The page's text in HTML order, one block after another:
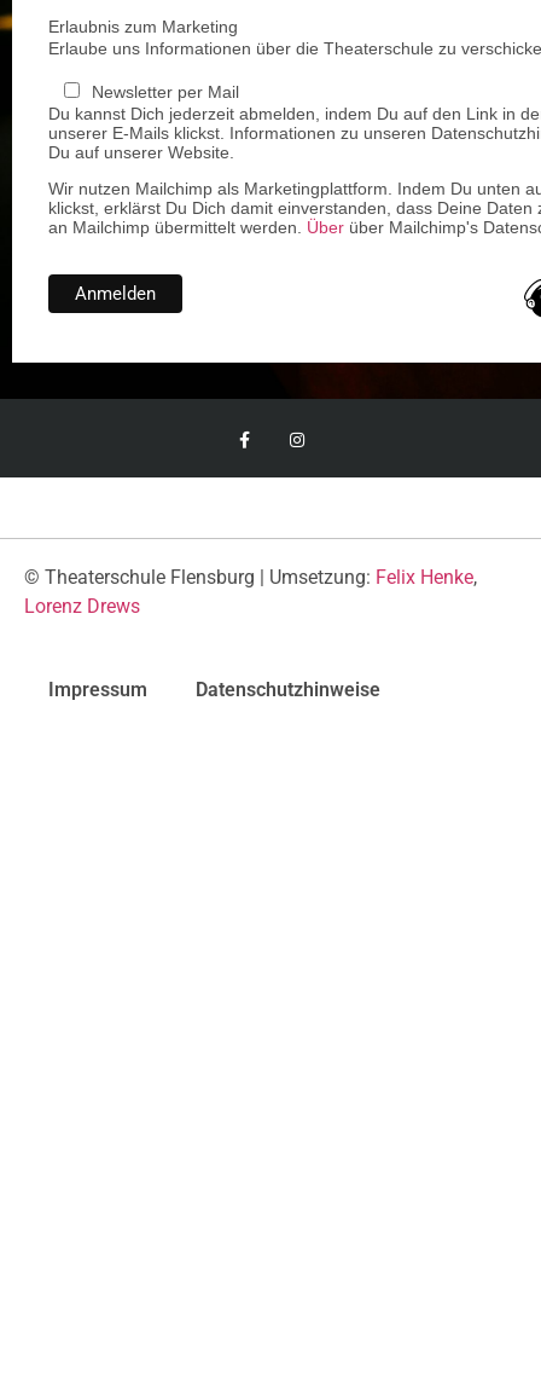
Erlaubnis zum Marketing
Erlaube uns Informationen über die Theaterschule zu
Newsletter per Mail
Du kannst Dich jederzeit abmelden, indem Du auf den Link in
unserer E-Mails klickst. Informationen zu unseren
Du auf unserer Website.
Wir nutzen Mailchimp als Marketingplattform. Indem Du unten
klickst, erklärst Du Dich damit einverstanden, dass Deine Daten
an Mailchimp übermittelt werden. Über über Mailchimp's
© Theaterschule Flensburg | Umsetzung: Felix Henke,
Lorenz Drews
Impressum Datenschutzhinweise